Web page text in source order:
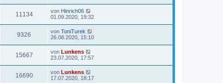
11134 von Hinrich06
01.09.2020, 19:32
9326 von ToniTurek
26.08.2020, 15:10
15667 von Lunkens
23.07.2020, 17:57
16690 von Lunkens
17.07.2020, 18:17